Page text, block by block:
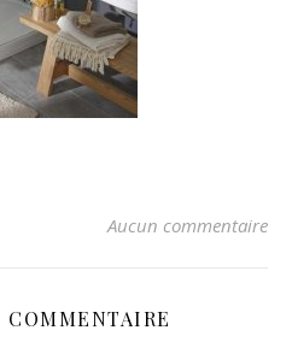
Aucun commentaire